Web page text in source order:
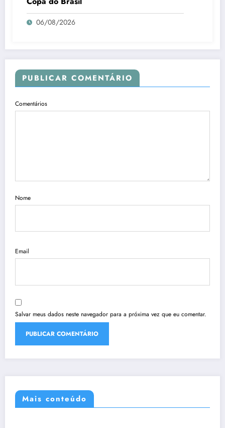
06/08/2026
PUBLICAR COMENTÁRIO
Comentários
Nome
Email
Salvar meus dados neste navegador para a próxima vez que eu comentar.
Mais conteúdo